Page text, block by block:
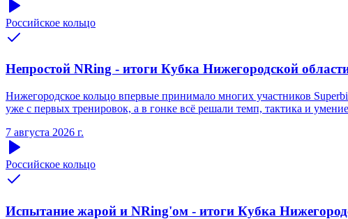
Российское кольцо
Непростой NRing - итоги Кубка Нижегородской
Нижегородское кольцо впервые принимало многих участников
уже с первых тренировок, а в гонке всё решали темп, тактика и
7 августа 2026 г.
Российское кольцо
Испытание жарой и NRing'ом - итоги Кубка